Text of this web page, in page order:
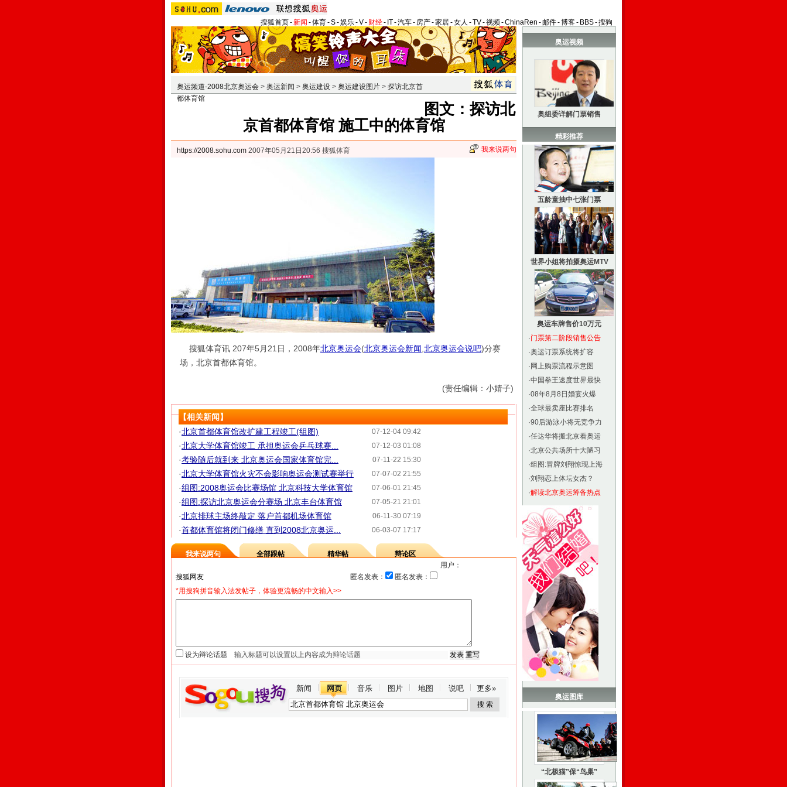
搜狐首页-新闻 -体育-S-娱乐-V- 财经- IT-汽车- 房产-家居-女人 -TV-视频-ChinaRen -邮件-博客- BBS-搜狗
奥运频道-2008北京奥运会 > 奥运新闻 > 奥运建设 > 奥运建设图片 > 探访北京首
都体育馆
图文：探访北
京首都体育馆 施工中的体育馆
https://2008.sohu.com 2007年05月21日20:56 搜狐体育 我来说两句
搜狐体育讯 207年5月21日，2008年北京奥运会(北京奥运会新闻 北京奥运会说吧)分赛
场，北京首都体育馆。
(责任编辑：小婧子)
【相关新闻】
07-12-04 09:42
·北京首都体育馆改扩建工程竣工(组图)
07-12-03 01:08
·北京大学体育馆竣工 承担奥运会乒乓球赛...
07-11-22 15:30
·考验随后就到来 北京奥运会国家体育馆完...
07-07-02 21:55
·北京大学体育馆火灾不会影响奥运会测试赛举行
07-06-01 21:45
·组图:2008奥运会比赛场馆 北京科技大学体育馆
07-05-21 21:01
·组图:探访北京奥运会分赛场 北京丰台体育馆
06-11-30 07:19
·北京排球主场终敲定 落户首都机场体育馆
06-03-07 17:17
·首都体育馆将闭门修缮 直到2008北京奥运...
我来说两句 全部跟帖 精华帖
辩论区
用户：
匿名发表：
匿名发表：
*用搜狗拼音输入法发帖子，体验更流畅的中文输入>>
设为辩论话题
新闻 网页 音乐 图片 地图 说吧 更多»
奥运视频
奥组委详解门票销售
精彩推荐
五龄童抽中七张门票
世界小姐将拍摄奥运MTV
奥运车牌售价10万元
·门票第二阶段销售公告
·奥运订票系统将扩容
· 网上购票流程示意图
·中国拳王速度世界最快
·08年8月8日婚宴火爆
·全球最卖座比赛排名
·90后游泳小将无竞争力
·任达华将搬北京看奥运
·北京公共场所十大陋习
·组图:冒牌刘翔惊现上海
·刘翔恋上体坛女杰？
·解读北京奥运筹备热点
奥运图库
“北极猫”保“鸟巢”